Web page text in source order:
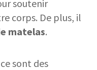
soutenir
corps. De plus, il
matelas.
sont des